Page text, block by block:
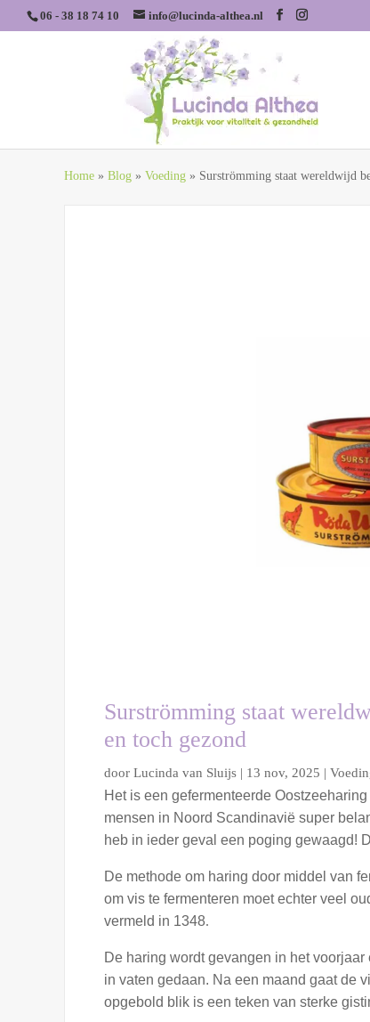
06 - 38 18 74 10 info@lucinda-althea.nl
Home » Blog » Voeding » Surströmming staat wereldwijd
Surströmming staat
en toch gezond
doorLucinda van Sluijs | 13 nov, 2025 |
Het is een gefermenteerde
mensen in Noord Scandinavië super
heb in ieder geval een poging gewaagd!
De methode om haring door middel van
om vis te fermenteren moet echter veel
vermeld in 1348.
De haring wordt gevangen in het
in vaten gedaan. Na een maand gaat de
opgebold blik is een teken van sterke